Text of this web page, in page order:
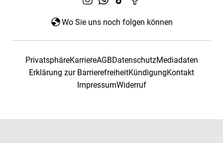
Wo Sie uns noch folgen können
PrivatsphäreKarriereAGBDatenschutzMediadaten
Erklärung zur BarrierefreiheitKündigungKontakt
ImpressumWiderruf